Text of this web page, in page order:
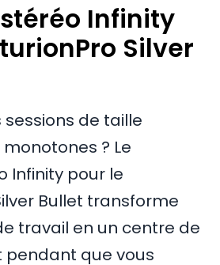
Infinity
Silver
de taille
? Le
Infinity pour le
Bullet transforme
travail en un centre de
pendant que vous